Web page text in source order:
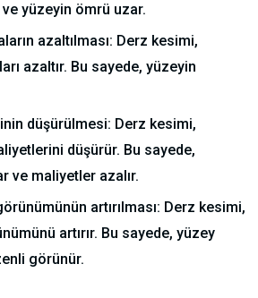
yüzeyin ömrü uzar.
azaltılması: Derz kesimi,
azaltır. Bu sayede, yüzeyin
düşürülmesi: Derz kesimi,
düşürür. Bu sayede,
ve maliyetler azalır.
artırılması: Derz kesimi,
artırır. Bu sayede, yüzey
görünür.